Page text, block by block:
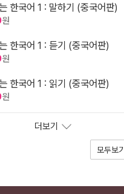
한국어 1 : 말하기 (중국어판)
원
한국어 1 : 듣기 (중국어판)
원
한국어 1 : 읽기 (중국어판)
원
더보기
모두보기